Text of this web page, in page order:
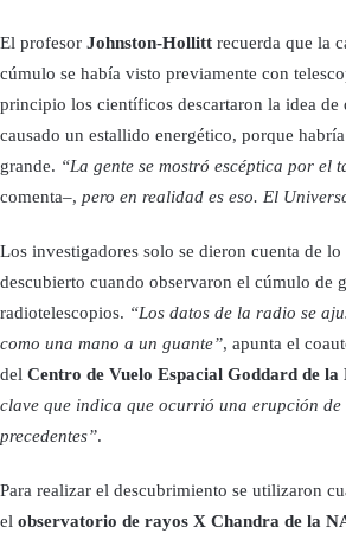
El profesor Johnston-Hollitt recuerda que la
cúmulo se había visto previamente con
principio los científicos descartaron la idea de
causado un estallido energético, porque
grande. “La gente se mostró escéptica por el
comenta–, pero en realidad es eso. El
Los investigadores solo se dieron cuenta de
descubierto cuando observaron el cúmulo de
radiotelescopios. “Los datos de la radio se
como una mano a un guante”, apunta el
del Centro de Vuelo Espacial Goddard de la
clave que indica que ocurrió una erupción de
precedentes”.
Para realizar el descubrimiento se utilizaron
el observatorio de rayos X Chandra de la